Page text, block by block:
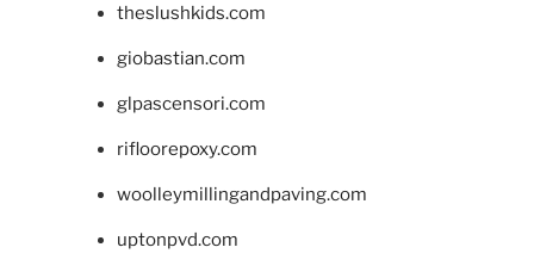
theslushkids.com
giobastian.com
glpascensori.com
rifloorepoxy.com
woolleymillingandpaving.com
uptonpvd.com